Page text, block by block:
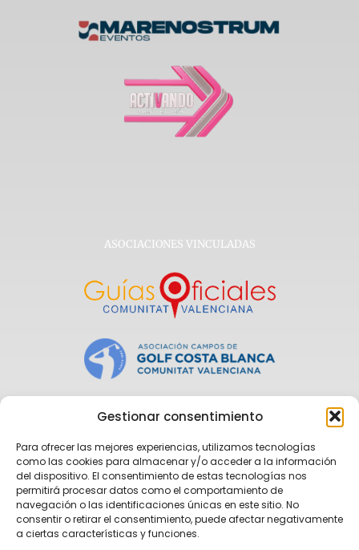
Gestionar consentimiento
Para ofrecer las mejores experiencias, utilizamos tecnologías
como las cookies para almacenar y/o acceder a la información
del dispositivo. El consentimiento de estas tecnologías nos
permitirá procesar datos como el comportamiento de
navegación o las identificaciones únicas en este sitio. No
consentir o retirar el consentimiento, puede afectar negativamente
a ciertas características y funciones.
ASOCIACIONES VINCULADAS